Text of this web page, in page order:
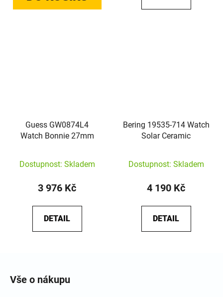
Guess GW0874L4
Watch Bonnie 27mm
Dostupnost: Skladem
3 976 Kč
DETAIL
Bering 19535-714 Watch
Solar Ceramic
Dostupnost: Skladem
4 190 Kč
DETAIL
Vše o nákupu